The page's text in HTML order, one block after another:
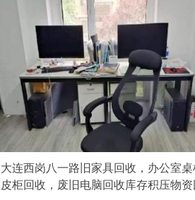
大连西岗八一路旧家具回收，办公室
皮柜回收，废旧电脑回收库存积压物